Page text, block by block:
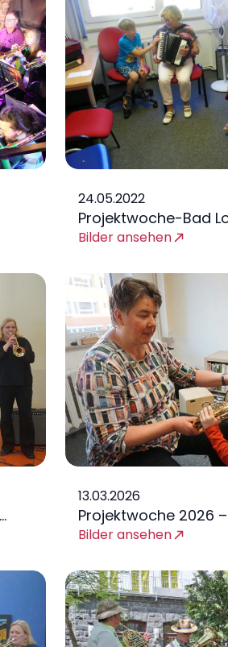
24.05.2022
Projektwoche-Bad
Bilder ansehen
13.03.2026
Projektwoche 2026
Tür
Bilder ansehen